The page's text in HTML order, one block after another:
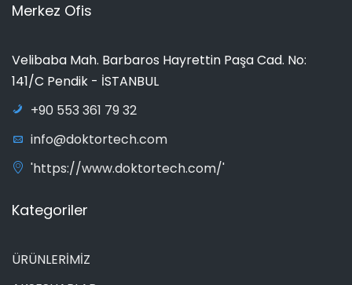
Merkez Ofis
Velibaba Mah. Barbaros Hayrettin Paşa Cad. No:
141/C Pendik - İSTANBUL
+90 553 361 79 32
info@doktortech.com
'https://www.doktortech.com/'
Kategoriler
ÜRÜNLERİMİZ